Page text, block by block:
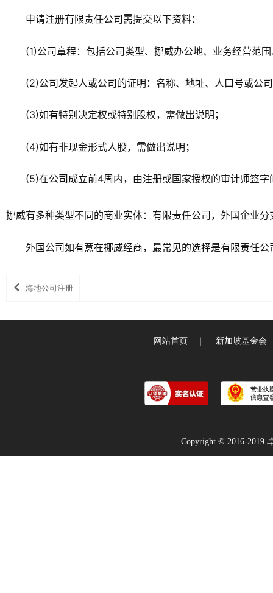
申请注册有限责任公司需提交以下资料：
(1)公司章程：包括公司类型、挪威办公地、业务经营范
(2)公司发起人或公司的证明：名称、地址、人口号或公
(3)如有特别决定权或特别股权，需做出说明；
(4)如有非现金形式人股，需做出说明；
(5)在公司成立前4周内，由注册或国家授权的审计师签字
挪威有多种类型不同的商业实体：有限责任公司，外国企业
外国公司如有意在挪威经商，最常见的选择是有限责任
海地公司注册
网站首页｜ 新加坡基金会
Copyright © 2016-2019